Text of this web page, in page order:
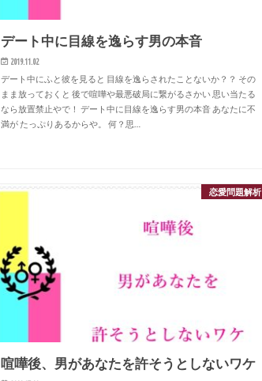
デート中に目線を逸らす男の本音
2019.11.02
デート中にふと彼を見ると 目線を逸らされたことないか？？ その
まま放っておくと 後で喧嘩や最悪破局に繋がるさかい 思い当たる
なら放置禁止やで！ デート中に目線を逸らす男の本音 あなたに不
満が たっぷりあるからや。 何？思…
恋愛問題解析
喧嘩後、男があなたを許そうとしないワケ